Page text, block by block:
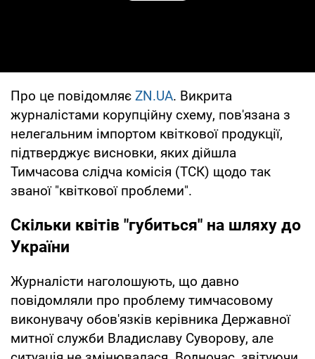
Про це повідомляє ZN.UA. Викрита
журналістами корупційну схему, пов'язана з
нелегальним імпортом квіткової продукції,
підтверджує висновки, яких дійшла
Тимчасова слідча комісія (ТСК) щодо так
званої "квіткової проблеми".
Скільки квітів "губиться" на шляху до
України
Журналісти наголошують, що давно
повідомляли про проблему тимчасовому
виконувачу обов'язків керівника Державної
митної служби Владиславу Суворову, але